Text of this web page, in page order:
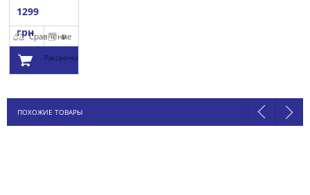
1299
грнСравнение
В
Рассрочку
корзину
ПОХОЖИЕ ТОВАРЫ